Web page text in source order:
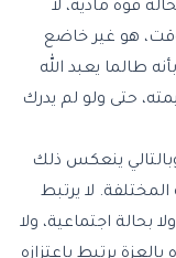
قوة مادية، لا
هو غير خاضع
طالما يعبد الله
حتى ولو لم يدرك
ينعكس ذلك
لا يرتبط
بحالة اجتماعية، ولا